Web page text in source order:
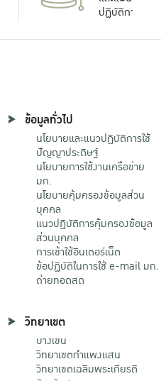
ปฏิบัติการ
ข้อมูลทั่วไป
นโยบายและแนวปฏิบัติการใช้
ปัญญาประดิษฐ์
นโยบายการใช้งานเครือข่าย
มก.
นโยบายคุ้มครองข้อมูลส่วน
บุคคล
แนวปฏิบัติการคุ้มครองข้อมูล
ส่วนบุคคล
การเข้าใช้อินเตอร์เน็ต
ข้อปฏิบัติในการใช้ e-mail มก.
ถ่ายทอดสด
วิทยาเขต
บางเขน
วิทยาเขตกําแพงแสน
วิทยาเขตเฉลิมพระเกียรติ